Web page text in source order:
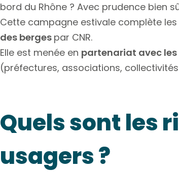
bord du Rhône ? Avec prudence bien
Cette campagne estivale complète les
des berges par CNR.
Elle est menée en partenariat avec les
(préfectures, associations,
Quels sont les
usagers ?